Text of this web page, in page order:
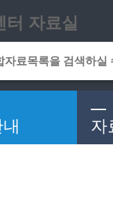
자료실
자